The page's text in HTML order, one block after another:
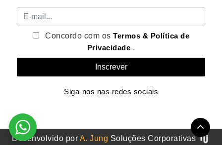
E-mail
Concordo com osTermos & Política de
Privacidade .
Siga-nos nas redes sociais
Desenvolvido por A. Jung Soluções Corporativas